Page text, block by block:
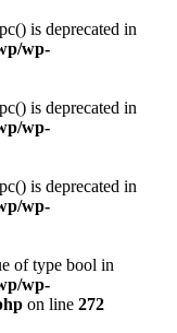
is deprecated in
wp-
is deprecated in
wp-
is deprecated in
wp-
of type bool in
wp-
on line 272